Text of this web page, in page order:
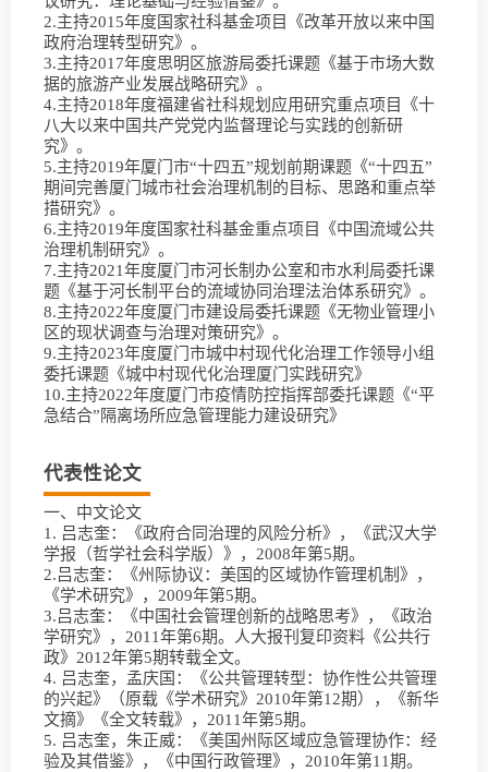
2.主持2015年度国家社科基金项目《改革开放以来中国
政府治理转型研究》。
3.主持2017年度思明区旅游局委托课题《基于市场大数
据的旅游产业发展战略研究》。
4.主持2018年度福建省社科规划应用研究重点项目《十
八大以来中国共产党党内监督理论与实践的创新研
究》。
5.主持2019年厦门市“十四五”规划前期课题《“十四五”
期间完善厦门城市社会治理机制的目标、思路和重点举
措研究》。
6.主持2019年度国家社科基金重点项目《中国流域公共
治理机制研究》。
7.主持2021年度厦门市河长制办公室和市水利局委托课
题《基于河长制平台的流域协同治理法治体系研究》。
8.主持2022年度厦门市建设局委托课题《无物业管理小
区的现状调查与治理对策研究》。
9.主持2023年度厦门市城中村现代化治理工作领导小组
委托课题《城中村现代化治理厦门实践研究》
10.主持2022年度厦门市疫情防控指挥部委托课题《“平
急结合”隔离场所应急管理能力建设研究》
代表性论文
一、中文论文
1. 吕志奎：《政府合同治理的风险分析》，《武汉大学
学报（哲学社会科学版）》，2008年第5期。
2.吕志奎：《州际协议：美国的区域协作管理机制》，
《学术研究》，2009年第5期。
3.吕志奎：《中国社会管理创新的战略思考》，《政治
学研究》，2011年第6期。人大报刊复印资料《公共行
政》2012年第5期转载全文。
4. 吕志奎，孟庆国：《公共管理转型：协作性公共管理
的兴起》（原载《学术研究》2010年第12期），《新华
文摘》《全文转载》，2011年第5期。
5. 吕志奎，朱正威：《美国州际区域应急管理协作：经
验及其借鉴》，《中国行政管理》，2010年第11期。